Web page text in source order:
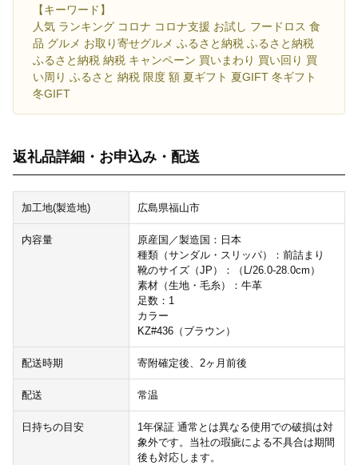
【キーワード】
人気 ランキング コロナ コロナ支援 お試し フードロス 食
品 グルメ お取り寄せグルメ ふるさと納税 ふるさと納税
ふるさと納税 納税 キャンペーン 買いまわり 買い回り 買
い周り ふるさと 納税 限度 額 夏ギフト 夏GIFT 冬ギフト
冬GIFT
返礼品詳細・お申込み・配送
加工地(製造地) 広島県福山市
内容量
原産国／製造国：日本
種類（サンダル・スリッパ）：前詰まり
靴のサイズ（JP）：（L/26.0-28.0cm）
素材（生地・毛糸）：牛革
足数：1
カラー
KZ#436（ブラウン）
配送時期 寄附確定後、2ヶ月前後
配送 常温
日持ちの目安
1年保証 通常とは異なる使用での破損は対
象外です。当社の瑕疵による不具合は期間
後も対応します。